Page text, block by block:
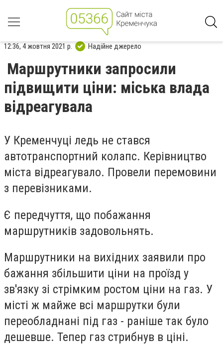
12:36, 4 жовтня 2021 р. Надійне джерело
Маршрутники запросили
підвищити ціни: міська влада
відреагувала
У Кременчуці ледь не стався
автотранспортний колапс. Керівництво
міста відреагувало. Провели перемовини
з перевізниками.
Є передчуття, що побажання
маршрутників задовольнять.
Маршрутники на вихідних заявили про
бажання збільшити ціни на проїзд у
зв'язку зі стрімким ростом ціни на газ. У
місті ж майже всі маршрутки були
переобладнані під газ - раніше так було
дешевше. Тепер газ стрибнув в ціні.